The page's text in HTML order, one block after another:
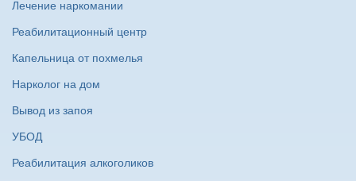
Лечение наркомании
Реабилитационный центр
Капельница от похмелья
Нарколог на дом
Вывод из запоя
УБОД
Реабилитация алкоголиков